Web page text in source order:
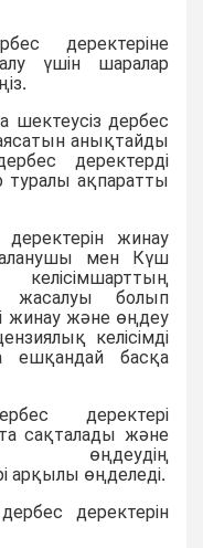
деректеріне
үшін шаралар
шектеусіз дербес
анықтайды
деректерді
туралы ақпаратты
жинау
мен Күш
жасалуы болып
жинау және өңдеу
келісімді
ешқандай басқа
деректері
сақталады және
өңдеудің
арқылы өңделеді.
деректерін